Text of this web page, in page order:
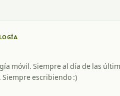
móvil. Siempre al día de las
Siempre escribiendo :)